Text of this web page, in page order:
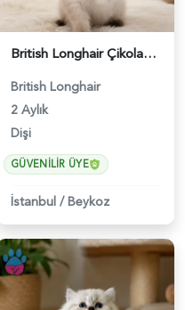
British Longhair Çikolatalı Sütlü Dişi Yavrumuz - 6347
British Longhair
2 Aylık
Dişi
GÜVENILIR ÜYE
İstanbul /Beykoz